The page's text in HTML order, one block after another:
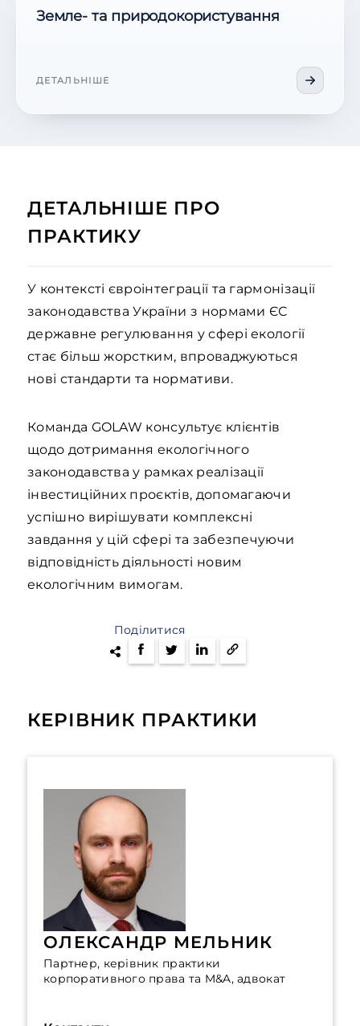
Земле- та природокористування
ДЕТАЛЬНІШЕ
ДЕТАЛЬНІШЕ ПРО
ПРАКТИКУ
У контексті євроінтеграції та гармонізації
законодавства України з нормами ЄС
державне регулювання у сфері екології
стає більш жорстким, впроваджуються
нові стандарти та нормативи.
Команда GOLAW консультує клієнтів
щодо дотримання екологічного
законодавства у рамках реалізації
інвестиційних проєктів, допомагаючи
успішно вирішувати комплексні
завдання у цій сфері та забезпечуючи
відповідність діяльності новим
екологічним вимогам.
КЕРІВНИК ПРАКТИКИ
ОЛЕКСАНДР МЕЛЬНИК
Партнер, керівник практики
корпоративного права та M&A, адвокат
Поділитися